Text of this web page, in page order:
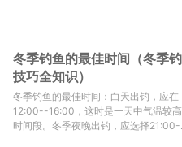
冬季钓鱼的最佳时间（冬季
技巧全知识）
冬季钓鱼的最佳时间：白天出钓，应在
12:00--16:00，这时是一天中气温较
时间段。冬季夜晚出钓，应选择21:00-